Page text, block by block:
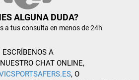
ALGUNA DUDA?
a tus consulta en menos de 24h
ESCRÍBENOS A
CHAT ONLINE,
, O